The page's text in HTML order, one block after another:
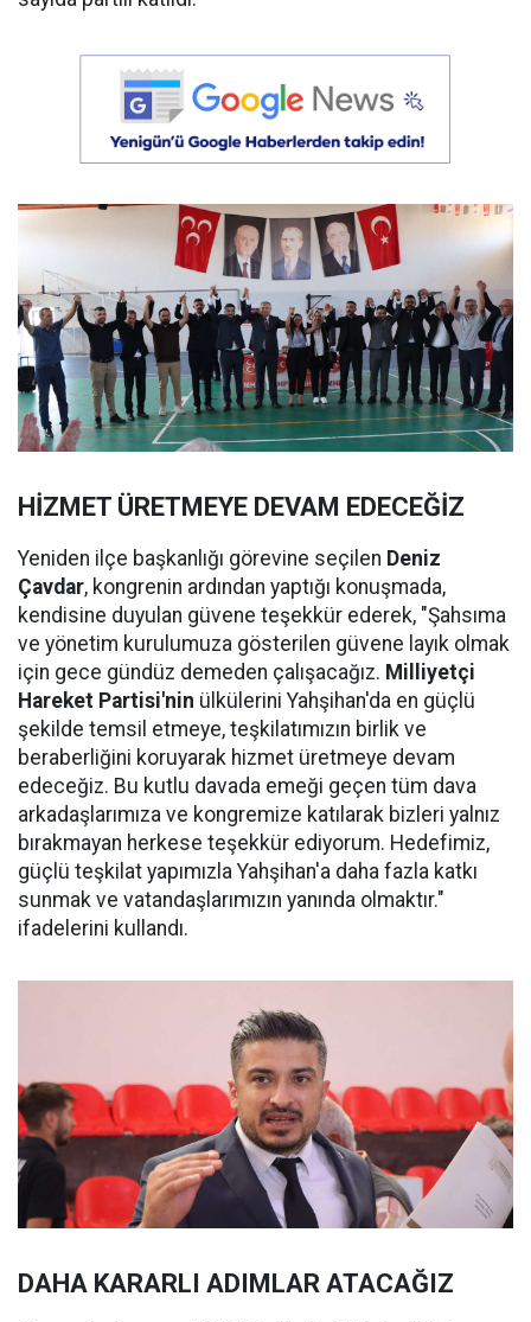
HİZMET ÜRETMEYE DEVAM EDECEĞİZ
Yeniden ilçe başkanlığı görevine seçilen Deniz
Çavdar, kongrenin ardından yaptığı konuşmada,
kendisine duyulan güvene teşekkür ederek, "Şahsıma
ve yönetim kurulumuza gösterilen güvene layık olmak
için gece gündüz demeden çalışacağız. Milliyetçi
Hareket Partisi'nin ülkülerini Yahşihan'da en güçlü
şekilde temsil etmeye, teşkilatımızın birlik ve
beraberliğini koruyarak hizmet üretmeye devam
edeceğiz. Bu kutlu davada emeği geçen tüm dava
arkadaşlarımıza ve kongremize katılarak bizleri yalnız
bırakmayan herkese teşekkür ediyorum. Hedefimiz,
güçlü teşkilat yapımızla Yahşihan'a daha fazla katkı
sunmak ve vatandaşlarımızın yanında olmaktır."
ifadelerini kullandı.
DAHA KARARLI ADIMLAR ATACAĞIZ